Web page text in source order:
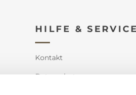
HILFE &
Kontakt
Datenschutz